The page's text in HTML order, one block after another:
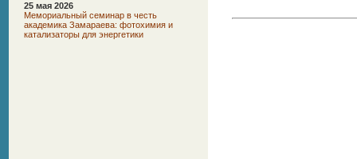
25 мая 2026
Мемориальный семинар в честь
академика Замараева: фотохимия и
катализаторы для энергетики